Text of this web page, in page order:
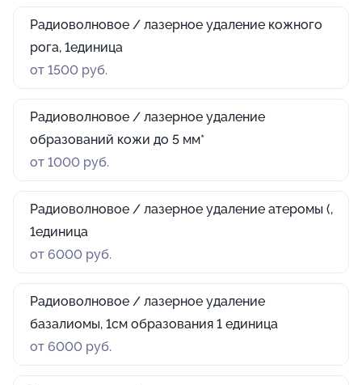
клеток. Электрохирургия распространена в
большом количестве областей медицины: удалении
родинок, гинекологии, проктологии, урологии.
Радиоволновое / лазерное удаление кожного
рога, 1единица
от 1500 руб.
Радиоволновое / лазерное удаление
образований кожи до 5 мм*
от 1000 руб.
Радиоволновое / лазерное удаление атеромы (,
1единица
от 6000 руб.
Радиоволновое / лазерное удаление
базалиомы, 1см образования 1 единица
от 6000 руб.